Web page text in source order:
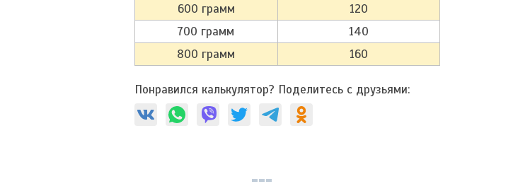
600 грамм
120
700 грамм
140
800 грамм
160
Понравился калькулятор? Поделитесь с друзьями: